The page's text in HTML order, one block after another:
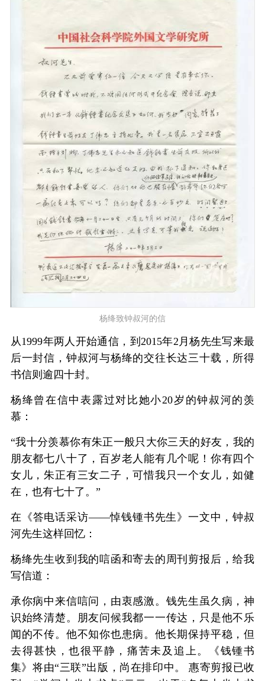
杨绛致钟叔河的信
从1999年两人开始通信，到2015年2月杨先生写来最
后一封信，钟叔河与杨绛的交往长达三十载，所得
书信则逾四十封。
杨绛曾在信中表露过对比她小20岁的钟叔河的羡
慕：
“我十分羡慕你有朱正一般只大你三天的好友，我的
朋友都七八十了，百岁老人能有几个呢！你有四个
女儿，朱正有三女二子，可惜我只一个女儿，如健
在，也有七十了。”
在《答电话采访——悼钱锺书先生》一文中，钟叔
河先生这样回忆：
杨绛先生收到我的唁函和寄去的周刊剪报后，给我
写信道：
承你病中来信唁问，由衷感激。钱先生虽久病，神
识始终清楚。朋友问候我都一一传达，只是他不乐
闻的不传。他不知你也患病。他长期保持平稳，但
去得甚快，也很平静，痛苦未及追上。《钱锺书
集》将由“三联”出版，尚在排印中。 惠寄剪报已收